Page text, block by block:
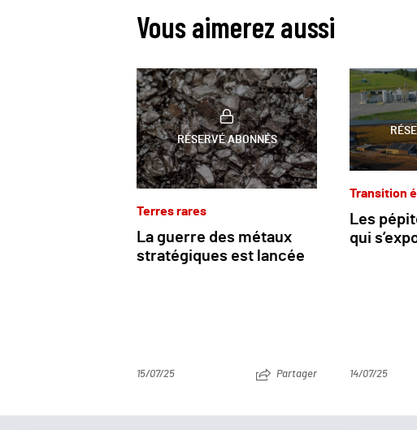
Vous aimerez aussi
RÉSERVÉ ABONNÉS
Terres rares
La guerre des métaux
stratégiques est lancée
15/07/25 Partager
Transition
Les
qui
14/07/25